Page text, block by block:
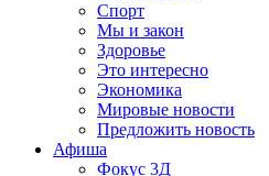
Спорт
Мы и закон
Здоровье
Это интересно
Экономика
Мировые новости
Предложить новость
Афиша
Фокус 3Д